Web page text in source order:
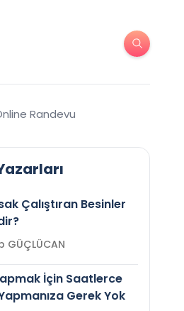
Randevu
Çalıştıran Besinler
Zeynep GÜÇLÜCAN
İçin Saatlerce
Gerek Yok